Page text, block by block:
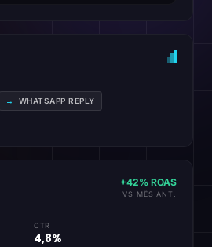
→ WHATSAPP REPLY
+42% ROAS
VS MÊS ANT.
CTR
4,8%